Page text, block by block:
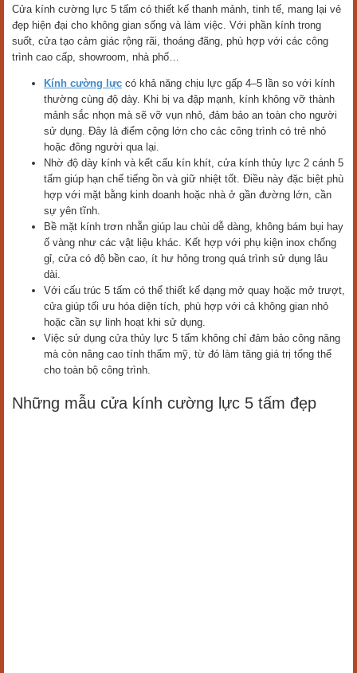
Cửa kính cường lực 5 tấm có thiết kế thanh mảnh, tinh tế, mang lại vẻ
đẹp hiện đại cho không gian sống và làm việc. Với phần kính trong
suốt, cửa tạo cảm giác rộng rãi, thoáng đãng, phù hợp với các công
trình cao cấp, showroom, nhà phố…
Kính cường lực có khả năng chịu lực gấp 4–5 lần so với kính
thường cùng độ dày. Khi bị va đập mạnh, kính không vỡ thành
mảnh sắc nhọn mà sẽ vỡ vụn nhỏ, đảm bảo an toàn cho người
sử dụng. Đây là điểm cộng lớn cho các công trình có trẻ nhỏ
hoặc đông người qua lại.
Nhờ độ dày kính và kết cấu kín khít, cửa kính thủy lực 2 cánh 5
tấm giúp hạn chế tiếng ồn và giữ nhiệt tốt. Điều này đặc biệt phù
hợp với mặt bằng kinh doanh hoặc nhà ở gần đường lớn, cần
sự yên tĩnh.
Bề mặt kính trơn nhẵn giúp lau chùi dễ dàng, không bám bụi hay
ố vàng như các vật liệu khác. Kết hợp với phụ kiện inox chống
gỉ, cửa có độ bền cao, ít hư hỏng trong quá trình sử dụng lâu
dài.
Với cấu trúc 5 tấm có thể thiết kế dạng mở quay hoặc mở trượt,
cửa giúp tối ưu hóa diện tích, phù hợp với cả không gian nhỏ
hoặc cần sự linh hoạt khi sử dụng.
Việc sử dụng cửa thủy lực 5 tấm không chỉ đảm bảo công năng
mà còn nâng cao tính thẩm mỹ, từ đó làm tăng giá trị tổng thể
cho toàn bộ công trình.
Những mẫu cửa kính cường lực 5 tấm đẹp